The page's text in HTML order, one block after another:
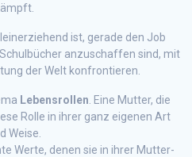
ist, gerade den Job
anzuschaffen sind, mit
der Welt konfrontieren.
Lebensrollen . Eine Mutter, die
Rolle in ihrer ganz eigenen Art
Weise.
Werte, denen sie in ihrer Mutter-